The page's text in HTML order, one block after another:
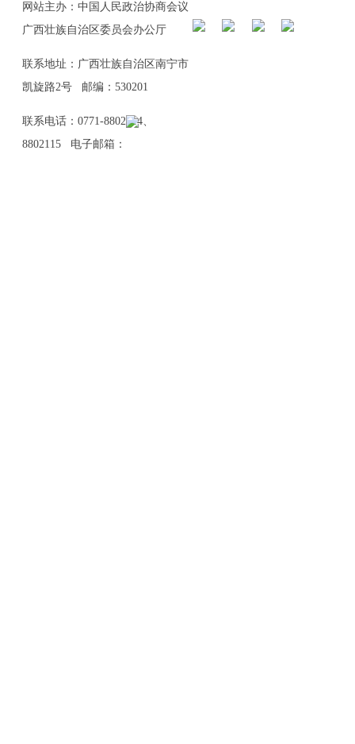
网站主办：中国人民政治协商会议
广西壮族自治区委员会办公厅
联系地址：广西壮族自治区南宁市
凯旋路2号 邮编：530201
联系电话：0771-8802114、
8802115 电子邮箱：